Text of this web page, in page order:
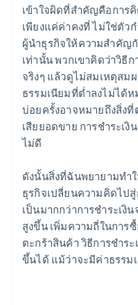
เข้าใจผิดที่สำคัญคือการคิ
เพียงแค่ค่าคงที่ ไม่ใช่ตัว
ผู้นำธุรกิจให้ความสำคัญ
เท่านั้น พวกเขาคิดว่าวิธี
จริงๆ แล้วดูไม่สมเหตุสม
ธรรมเนียมที่ต่ำลงไม่ได้
บ่อยครั้งอาจหมายถึงสิ่ง
เสียยอดขาย การชำระเ
ไม่ดี
ดังนั้นสิ่งที่ฉันพยายามทำ
ธุรกิจเปลี่ยนความคิดไป
เป็นมากกว่าการชำระเงิ
สูงขึ้น เพิ่มความถี่ในการ
ตะกร้าสินค้า วิธีการชำร
ขึ้นได้ แม้ว่าจะมีค่าธรรม